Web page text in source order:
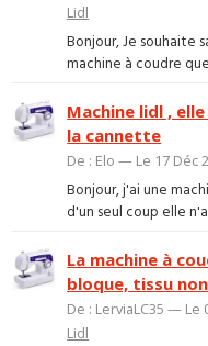
Lidl
Bonjour, Je souhaite
machine à coudre
Machine lidl ,
la cannette
De : Elo — Le 17 Déc
Bonjour, j'ai une
d'un seul coup elle
La machine à
bloque, tissu
De : LerviaLC35 — Le
Lidl